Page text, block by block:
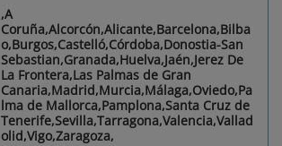
,A
Coruña,Alcorcón,Alicante,Barcelona,Bilba
o,Burgos,Castelló,Córdoba,Donostia-San
Sebastian,Granada,Huelva,Jaén,Jerez De
La Frontera,Las Palmas de Gran
Canaria,Madrid,Murcia,Málaga,Oviedo,Pa
lma de Mallorca,Pamplona,Santa Cruz de
Tenerife,Sevilla,Tarragona,Valencia,Vallad
olid,Vigo,Zaragoza,